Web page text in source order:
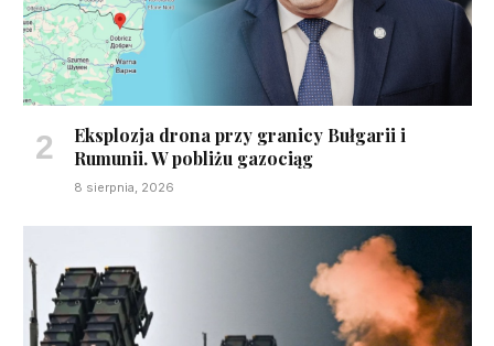
Eksplozja drona przy granicy Bułgarii i
Rumunii. W pobliżu gazociąg
8 sierpnia, 2026